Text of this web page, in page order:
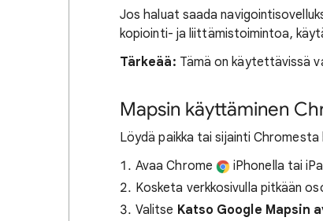
Jos haluat saada
kopiointi- ja liittämistoimintoa,
Tärkeää: Tämä on käytettävissä
Mapsin käyttäminen
Löydä paikka tai sijainti
Avaa Chrome
iPhonella tai
Kosketa verkkosivulla pitkään
Valitse Katso Google Mapsin